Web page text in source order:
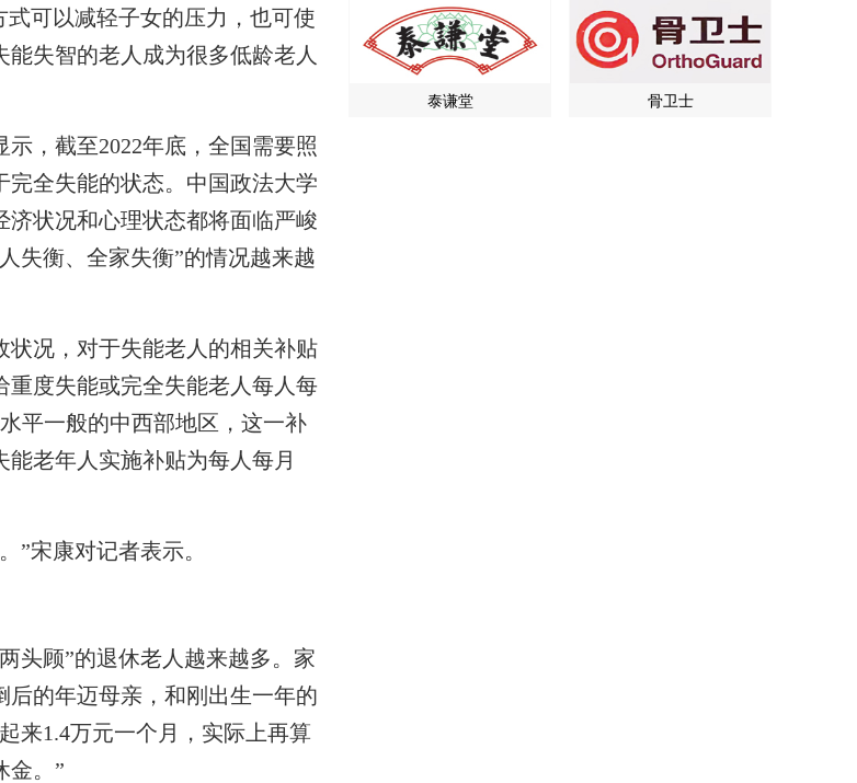
可以减轻子女的压力，也可使
失智的老人成为很多低龄老人
，截至2022年底，全国需要照
完全失能的状态。中国政法大学
状况和心理状态都将面临严峻
失衡、全家失衡”的情况越来越
况，对于失能老人的相关补贴
度失能或完全失能老人每人每
平一般的中西部地区，这一补
老年人实施补贴为每人每月
宋康对记者表示。
顾”的退休老人越来越多。家
的年迈母亲，和刚出生一年的
来1.4万元一个月，实际上再算
金。”
泰谦堂 骨卫士